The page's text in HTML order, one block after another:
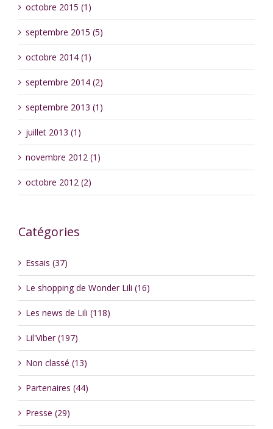
octobre 2015 (1)
septembre 2015 (5)
octobre 2014 (1)
septembre 2014 (2)
septembre 2013 (1)
juillet 2013 (1)
novembre 2012 (1)
octobre 2012 (2)
Catégories
Essais (37)
Le shopping de Wonder Lili (16)
Les news de Lili (118)
Lil'Viber (197)
Non classé (13)
Partenaires (44)
Presse (29)